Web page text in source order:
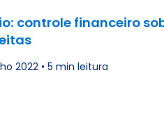
controle financeiro
2022 • 5 min leitura